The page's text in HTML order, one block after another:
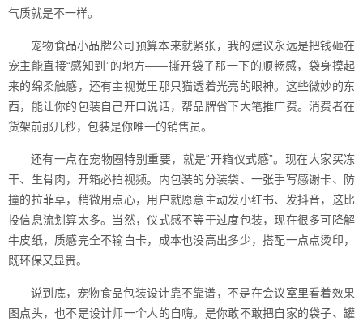
气质就是不一样。
宠物食品小品牌公司预算本来就紧张，我的建议永远是把钱砸在
宠主能直接“感知到”的地方——撕开袋子那一下的顺畅感，袋身摸起
来的绵柔触感，还有主视觉里那只猫透着光亮的眼神。这些微妙的东
西，能让你的包装自己开口说话，帮品牌省下大笔推广费。消费者在
货架前那几秒，包装是你唯一的销售员。
还有一点在宠物圈特别重要，就是“开箱仪式感”。现在大家买冻
干、生骨肉，开箱必拍视频。内包装的分装袋、一张手写感谢卡、防
撞的拉菲草，稍微用点心，用户就愿意主动发小红书、发抖音，这比
投信息流划算太多。当然，仪式感不等于过度包装，现在很多可降解
牛皮纸，质感完全不输白卡，成本也没高出多少，搭配一点点烫印，
既环保又显贵。
说到底，宠物食品包装设计靠不靠谱，不是在会议室里看着效果
图点头，也不是设计师一个人的自嗨。是你敢不敢把自家的袋子、罐